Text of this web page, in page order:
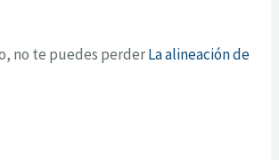
no te puedes perderLa alineación de